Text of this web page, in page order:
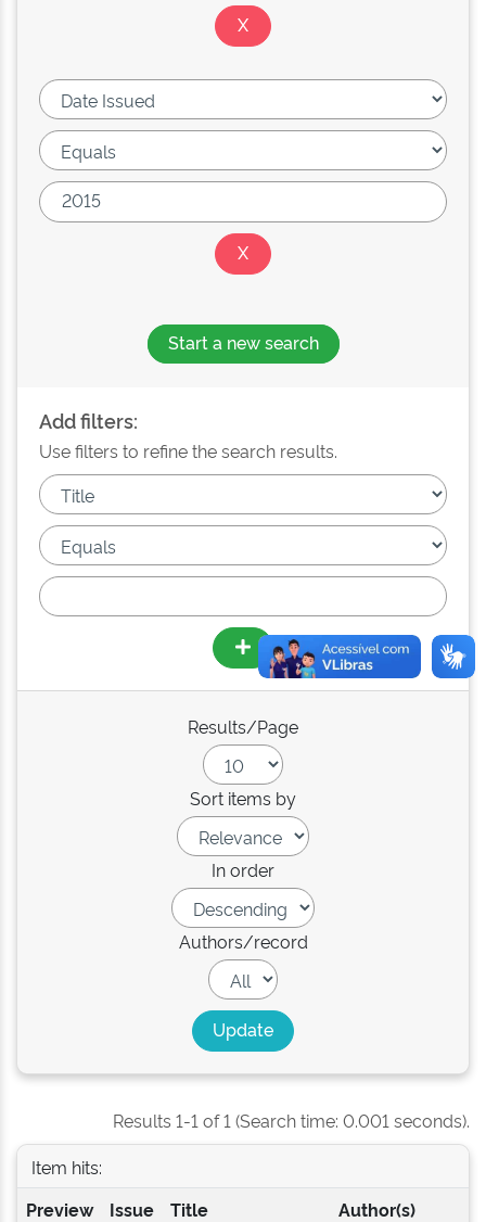
Start a new search
Add filters:
Use filters to refine the search results.
Results/Page
Sort items by
In order
Authors/record
Results 1-1 of 1 (Search time: 0.001 seconds).
Item hits:
Preview
Issue
Title Author(s)